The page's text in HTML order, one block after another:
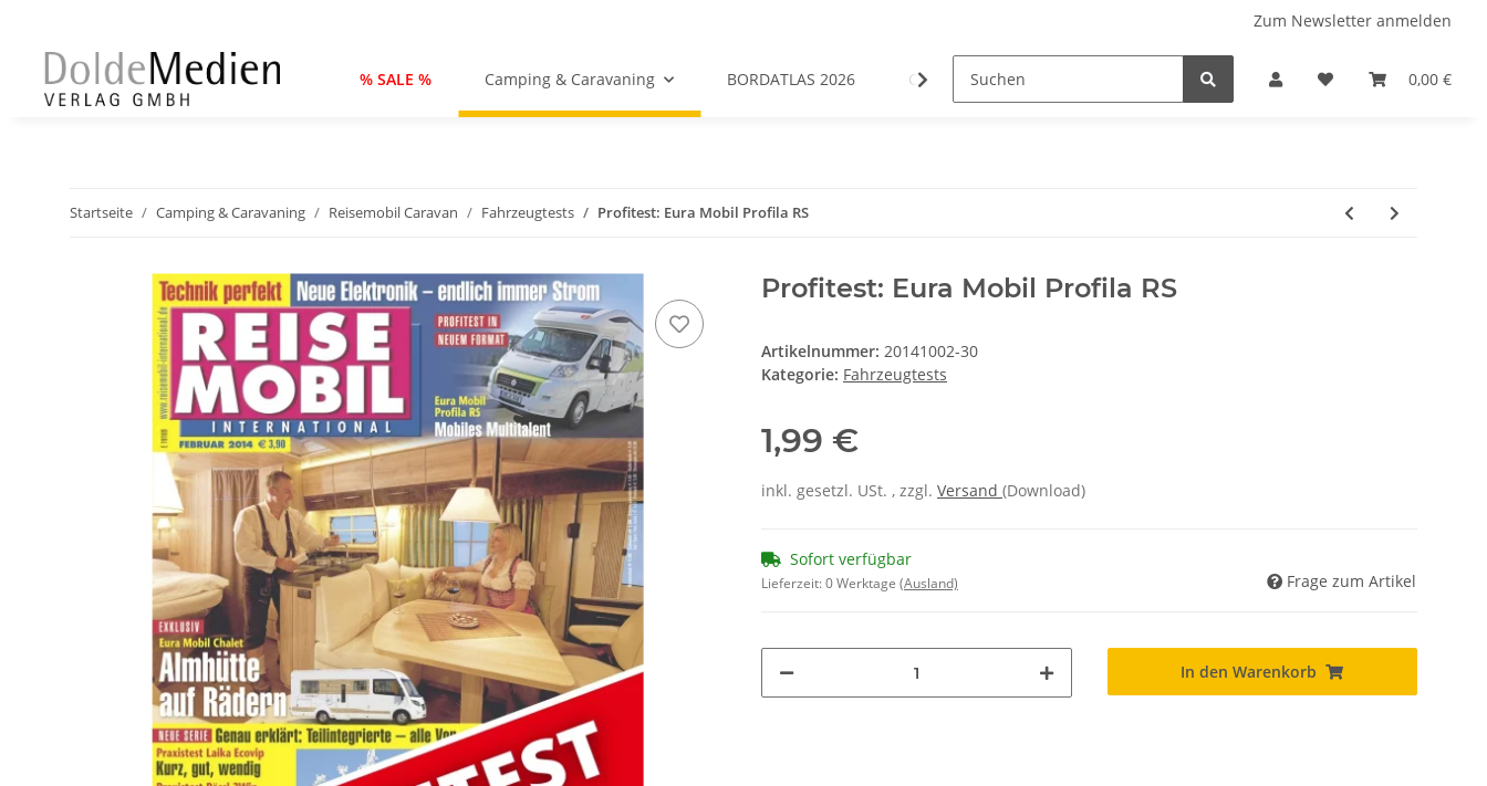
Zum Newsletter anmelden
0,00 €
% SALE % Camping & Caravaning BORDATLAS 2026 Camping- & Stellplatzführer WINZERATLAS 2026 Lifestyle &
Startseite Camping & Caravaning Reisemobil Caravan Fahrzeugtests Profitest: Eura Mobil Profila RS
Profitest: Eura Mobil Profila RS
Artikelnummer: 20141002-30
Kategorie: Fahrzeugtests
1,99 €
inkl. gesetzl. USt. , zzgl. Versand (Download)
Sofort verfügbar
Lieferzeit:0 Werktage (Ausland) Frage zum Artikel
In den Warenkorb